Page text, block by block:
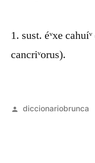
1. sust. éᵛxe
cancriᵛorus).
diccionariobrunca